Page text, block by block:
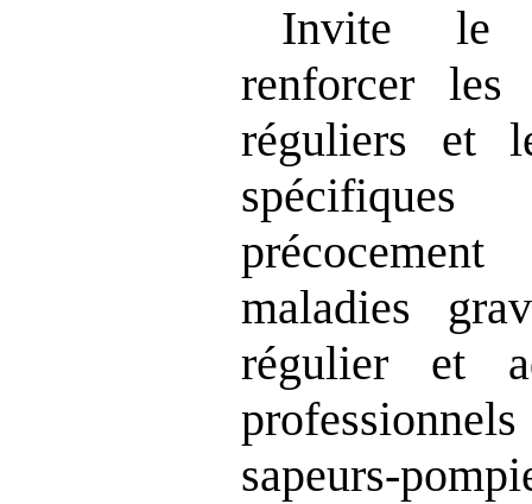
Invite le
renforcer les
réguliers et
maladies
régulier et